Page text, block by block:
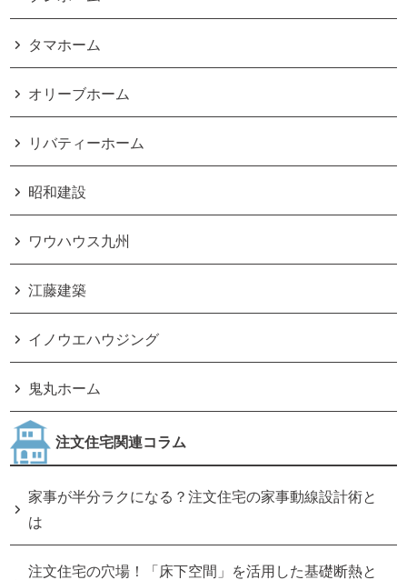
タマホーム
オリーブホーム
リバティーホーム
昭和建設
ワウハウス九州
江藤建築
イノウエハウジング
鬼丸ホーム
注文住宅関連コラム
家事が半分ラクになる？注文住宅の家事動線設計術と
は
注文住宅の穴場！「床下空間」を活用した基礎断熱と